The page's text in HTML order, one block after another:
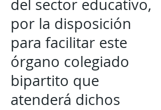
del sector educativo,
por la disposición
para facilitar este
órgano colegiado
bipartito que
atenderá dichos